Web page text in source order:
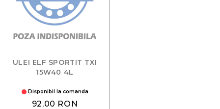
ULEI ELF SPORTIT TXI
15W40 4L
Disponibil la comanda
92,00 RON